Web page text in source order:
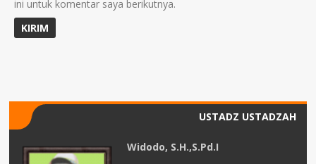
ini untuk komentar saya berikutnya.
USTADZ USTADZAH
Widodo, S.H.,S.Pd.I